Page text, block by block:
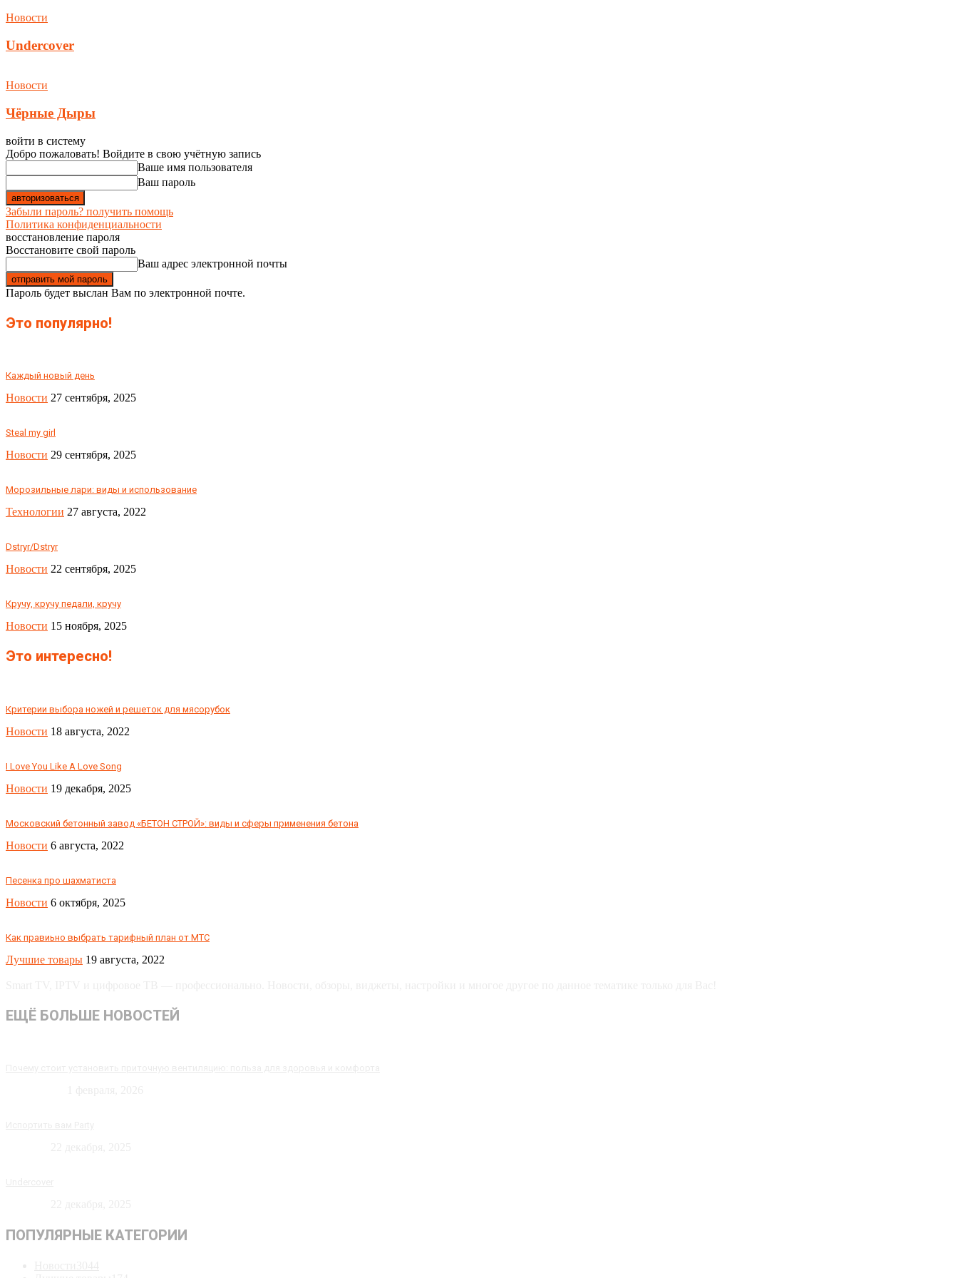
Новости
Undercover
Новости
Чёрные Дыры
войти в систему
Добро пожаловать! Войдите в свою учётную запись
Ваше имя пользователя
Ваш пароль
Забыли пароль? получить помощь
Политика конфиденциальности
восстановление пароля
Восстановите свой пароль
Ваш адрес электронной почты
Пароль будет выслан Вам по электронной почте.
Это популярно!
Каждый новый день
Новости 27 сентября, 2025
Steal my girl
Новости 29 сентября, 2025
Морозильные лари: виды и использование
Технологии 27 августа, 2022
Dstryr/Dstryr
Новости 22 сентября, 2025
Кручу, кручу педали, кручу
Новости 15 ноября, 2025
Это интересно!
Критерии выбора ножей и решеток для мясорубок
Новости 18 августа, 2022
I Love You Like A Love Song
Новости 19 декабря, 2025
Московский бетонный завод «БЕТОН СТРОЙ»: виды и сферы применения бетона
Новости 6 августа, 2022
Песенка про шахматиста
Новости 6 октября, 2025
Как правиьно выбрать тарифный план от МТС
Лучшие товары 19 августа, 2022
ЕЩЁ БОЛЬШЕ НОВОСТЕЙ
ПОПУЛЯРНЫЕ КАТЕГОРИИ